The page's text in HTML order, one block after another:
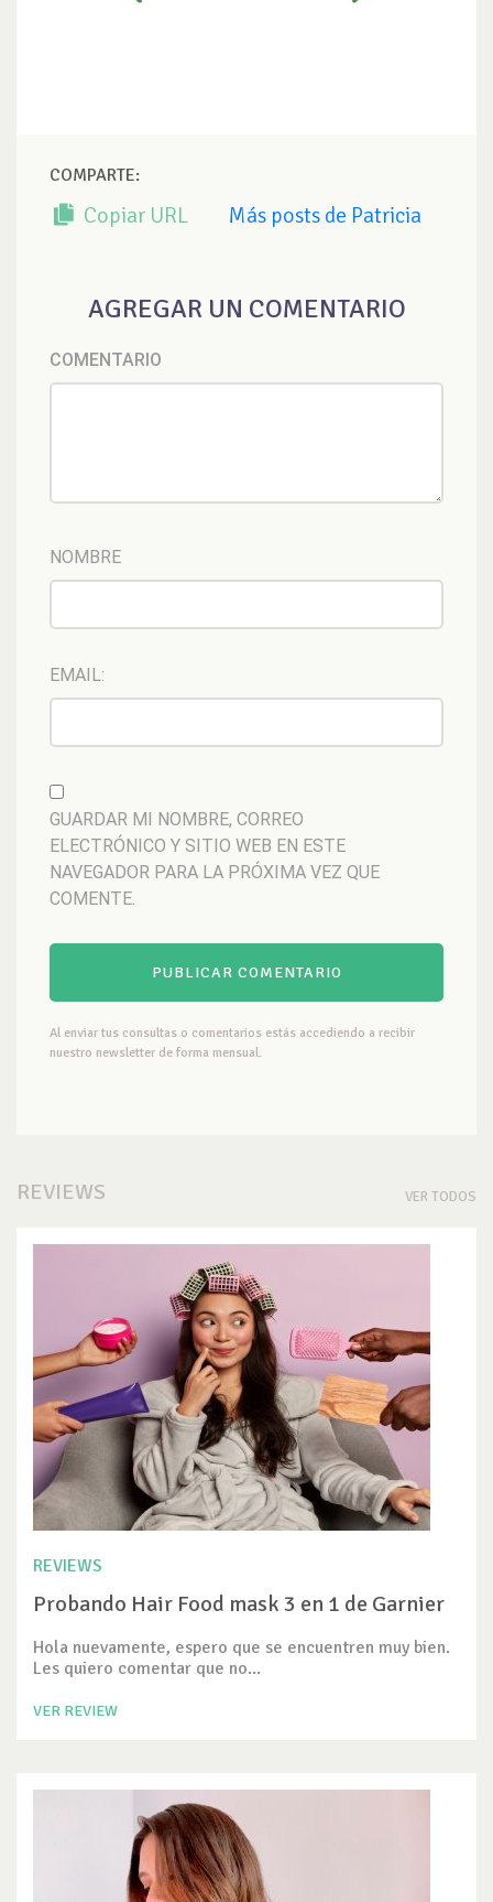
COMPARTE:
Copiar URL Más posts de Patricia
AGREGAR UN COMENTARIO
COMENTARIO
NOMBRE
EMAIL:
GUARDAR MI NOMBRE, CORREO
ELECTRÓNICO Y SITIO WEB EN ESTE
NAVEGADOR PARA LA PRÓXIMA VEZ QUE
COMENTE.
Al enviar tus consultas o comentarios estás accediendo a recibir
nuestro newsletter de forma mensual.
REVIEWS VER TODOS
REVIEWS
Probando Hair Food mask 3 en 1 de Garnier
Hola nuevamente, espero que se encuentren muy bien.
Les quiero comentar que no...
VER REVIEW